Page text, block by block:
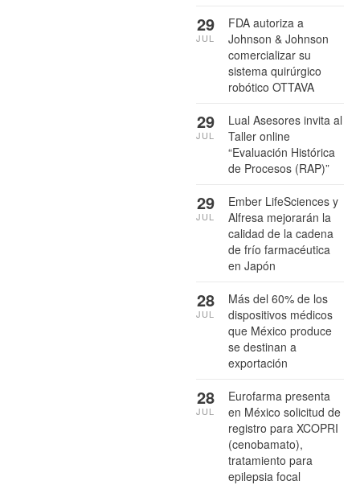
FDA autoriza a
Johnson & Johnson
comercializar su
sistema quirúrgico
robótico OTTAVA
29
JUL
Lual Asesores invita al
Taller online
“Evaluación Histórica
de Procesos (RAP)”
29
JUL
Ember LifeSciences y
Alfresa mejorarán la
calidad de la cadena
de frío farmacéutica
en Japón
29
JUL
Más del 60% de los
dispositivos médicos
que México produce
se destinan a
exportación
28
JUL
Eurofarma presenta
en México solicitud de
registro para XCOPRI
(cenobamato),
tratamiento para
epilepsia focal
28
JUL